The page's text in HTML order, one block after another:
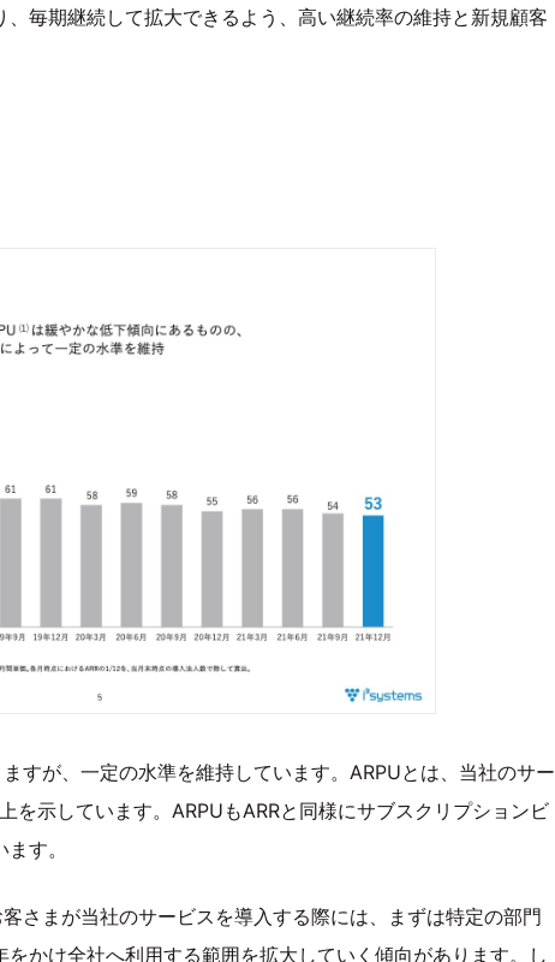
毎期継続して拡大できるよう、高い継続率の維持と新規顧客
すが、一定の水準を維持しています。ARPUとは、当社のサー
を示しています。ARPUもARRと同様にサブスクリプションビ
す。
さまが当社のサービスを導入する際には、まずは特定の部門
かけ全社へ利用する範囲を拡大していく傾向があります。し